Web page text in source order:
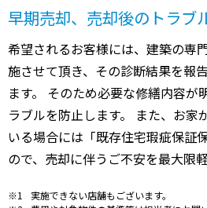
早期売却、売却後のトラブ
希望されるお客様には、建築の専
施させて頂き、その診断結果を報
ます。 そのため必要な修繕内容が
ラブルを防止します。 また、お家
いる場合には「既存住宅瑕疵保証
ので、売却に伴うご不安を最大限
実施できない店舗もございます。